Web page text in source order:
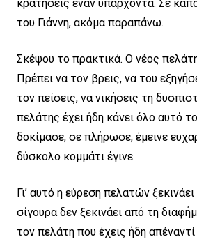
κρατήσεις έναν υπάρχοντα. Σε
του Γιάννη, ακόμα παραπάνω.
Σκέψου το πρακτικά. Ο νέος
Πρέπει να τον βρεις, να του
τον πείσεις, να νικήσεις τη
πελάτης έχει ήδη κάνει όλο αυτό
δοκίμασε, σε πλήρωσε, έμεινε
δύσκολο κομμάτι έγινε.
Γι’ αυτό η εύρεση πελατών
σίγουρα δεν ξεκινάει από τη
τον πελάτη που έχεις ήδη